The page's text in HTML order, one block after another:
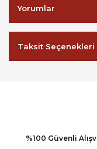
Yorumlar
Taksit Seçenekleri
%100 Güvenli